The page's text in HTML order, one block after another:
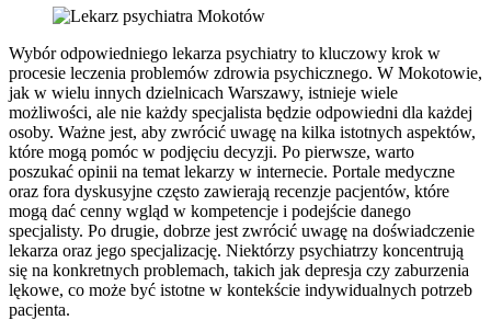
Wybór odpowiedniego lekarza psychiatry to kluczowy krok w
procesie leczenia problemów zdrowia psychicznego. W Mokotowie,
jak w wielu innych dzielnicach Warszawy, istnieje wiele
możliwości, ale nie każdy specjalista będzie odpowiedni dla każdej
osoby. Ważne jest, aby zwrócić uwagę na kilka istotnych aspektów,
które mogą pomóc w podjęciu decyzji. Po pierwsze, warto
poszukać opinii na temat lekarzy w internecie. Portale medyczne
oraz fora dyskusyjne często zawierają recenzje pacjentów, które
mogą dać cenny wgląd w kompetencje i podejście danego
specjalisty. Po drugie, dobrze jest zwrócić uwagę na doświadczenie
lekarza oraz jego specjalizację. Niektórzy psychiatrzy koncentrują
się na konkretnych problemach, takich jak depresja czy zaburzenia
lękowe, co może być istotne w kontekście indywidualnych potrzeb
pacjenta.